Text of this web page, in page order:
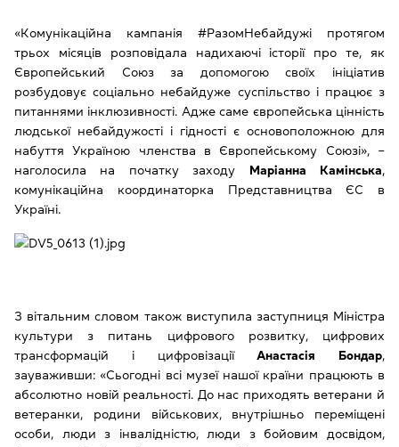
«Комунікаційна кампанія #РазомНебайдужі протягом
трьох місяців розповідала надихаючі історії про те, як
Європейський Союз за допомогою своїх ініціатив
розбудовує соціально небайдуже суспільство і працює з
питаннями інклюзивності. Адже саме європейська цінність
людської небайдужості і гідності є основоположною для
набуття Україною членства в Європейському Союзі», ‒
наголосила на початку заходу
Маріанна Камінська,
комунікаційна координаторка Представництва ЄС в
Україні.
З вітальним словом також виступила заступниця Міністра
культури з питань цифрового розвитку, цифрових
трансформацій і цифровізаціїАнастасія Бондар,
зауваживши: «Сьогодні всі музеї нашої країни працюють в
абсолютно новій реальності. До нас приходять ветерани й
ветеранки, родини військових, внутрішньо переміщені
особи, люди з інвалідністю, люди з бойовим досвідом,